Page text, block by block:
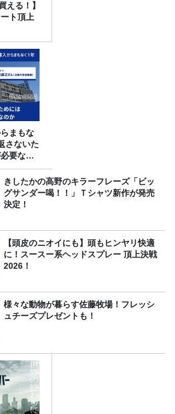
える！】
ト頂上
まもな
さないた
要なの
きしたかの高野のキラーフレーズ「ビッ
グサンダー喝！！」Ｔシャツ新作が発売
決定！
【頭皮のニオイにも】頭もヒンヤリ快適
に！スースー系ヘッドスプレー 頂上決戦
2026！
様々な動物が暮らす佐藤牧場！フレッシ
ュチーズプレゼントも！